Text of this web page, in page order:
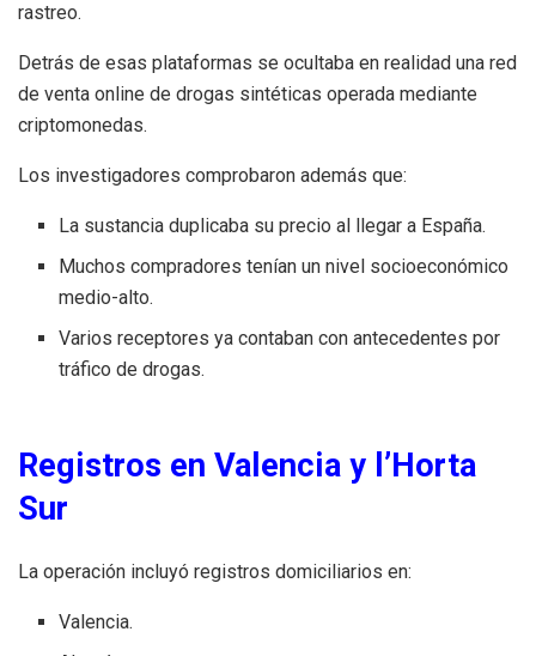
rastreo.
Detrás de esas plataformas se ocultaba en realidad una red
de venta online de drogas sintéticas operada mediante
criptomonedas.
Los investigadores comprobaron además que:
La sustancia duplicaba su precio al llegar a España.
Muchos compradores tenían un nivel socioeconómico
medio-alto.
Varios receptores ya contaban con antecedentes por
tráfico de drogas.
Registros en Valencia y l’Horta
Sur
La operación incluyó registros domiciliarios en:
Valencia.